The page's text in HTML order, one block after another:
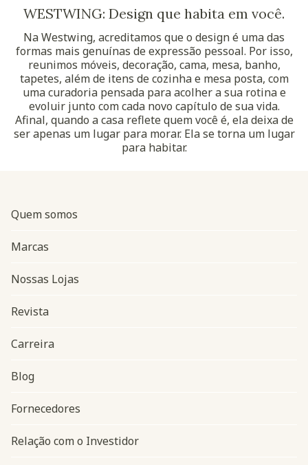
WESTWING: Design que habita em você.
Na Westwing, acreditamos que o design é uma das
formas mais genuínas de expressão pessoal. Por isso,
reunimos móveis, decoração, cama, mesa, banho,
tapetes, além de itens de cozinha e mesa posta, com
uma curadoria pensada para acolher a sua rotina e
evoluir junto com cada novo capítulo de sua vida.
Afinal, quando a casa reflete quem você é, ela deixa de
ser apenas um lugar para morar. Ela se torna um lugar
para habitar.
Navegação do rodapé
Quem somos
Marcas
Nossas Lojas
Revista
Carreira
Blog
Fornecedores
Relação com o Investidor